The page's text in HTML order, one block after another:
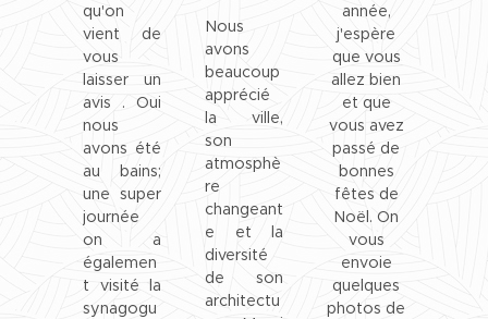
qu'on
vient de
vous
laisser un
avis . Oui
nous
avons été
au bains;
une super
journée
on a
égalemen
t visité la
synagogu
Nous
avons
beaucoup
apprécié
la ville,
son
atmosphè
re
changeant
e et la
diversité
de son
architectu
année,
j'espère
que vous
allez bien
et que
vous avez
passé de
bonnes
fêtes de
Noël. On
vous
envoie
quelques
photos de